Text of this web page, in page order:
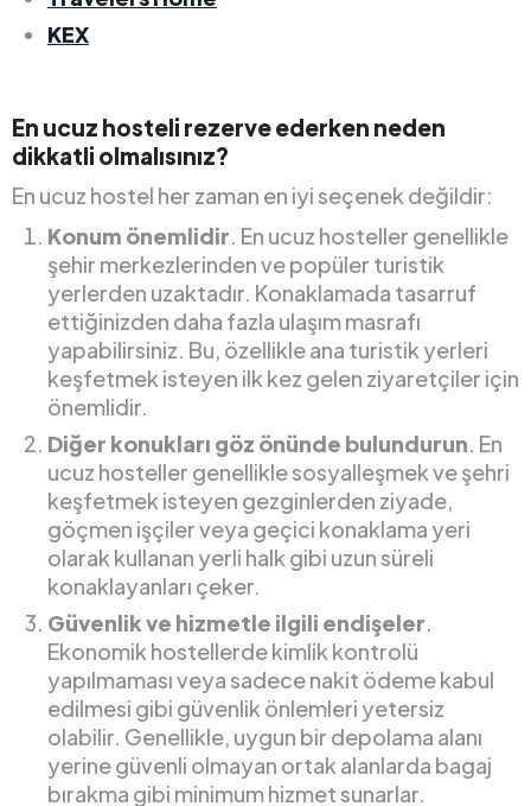
KEX
En ucuz hosteli rezerve ederken neden
dikkatli olmalısınız?
En ucuz hostel her zaman en iyi seçenek değildir:
Konum önemlidir. En ucuz hosteller genellikle
şehir merkezlerinden ve popüler turistik
yerlerden uzaktadır. Konaklamada tasarruf
ettiğinizden daha fazla ulaşım masrafı
yapabilirsiniz. Bu, özellikle ana turistik yerleri
keşfetmek isteyen ilk kez gelen ziyaretçiler için
önemlidir.
Diğer konukları göz önünde bulundurun. En
ucuz hosteller genellikle sosyalleşmek ve şehri
keşfetmek isteyen gezginlerden ziyade,
göçmen işçiler veya geçici konaklama yeri
olarak kullanan yerli halk gibi uzun süreli
konaklayanları çeker.
Güvenlik ve hizmetle ilgili endişeler.
Ekonomik hostellerde kimlik kontrolü
yapılmaması veya sadece nakit ödeme kabul
edilmesi gibi güvenlik önlemleri yetersiz
olabilir. Genellikle, uygun bir depolama alanı
yerine güvenli olmayan ortak alanlarda bagaj
bırakma gibi minimum hizmet sunarlar.